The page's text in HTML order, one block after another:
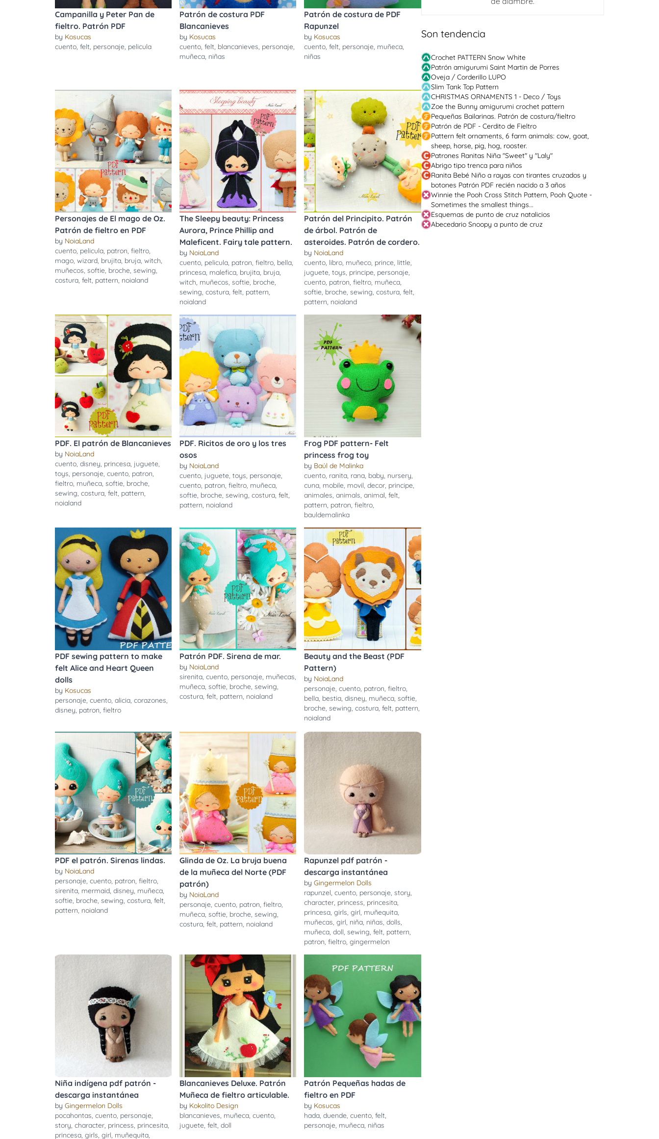
Campanilla y Peter Pan de
fieltro. Patrón PDF
by Kosucas
cuento, felt, personaje, pelicula
Patrón de costura PDF
Blancanieves
by Kosucas
cuento,felt, blancanieves, personaje,
muñeca, niñas
Patrón de costura de PDF
Rapunzel
by Kosucas
cuento,felt, personaje, muñeca,
niñas
Personajes de El mago de Oz.
Patrón de fieltro en PDF
by NoiaLand
cuento, pelicula, patron, fieltro,
mago, wizard, brujita, bruja, witch,
muñecos, softie, broche, sewing,
costura, felt, pattern, noialand
The Sleepy beauty: Princess
Aurora, Prince Phillip and
Maleficent. Fairy tale pattern.
by NoiaLand
cuento, pelicula, patron,fieltro, bella,
princesa, malefica, brujita, bruja,
witch, muñecos,softie, broche,
sewing,costura,felt, pattern,
noialand
Patrón del Principito. Patrón
de árbol. Patrón de
asteroides. Patrón de cordero.
by NoiaLand
cuento, libro, muñeco, prince, little,
juguete,toys, principe, personaje,
cuento, patron,fieltro, muñeca,
softie, broche,sewing,costura,felt,
pattern, noialand
PDF. El patrón de Blancanieves
by NoiaLand
cuento, disney, princesa, juguete,
toys, personaje, cuento, patron,
fieltro, muñeca, softie, broche,
sewing, costura, felt, pattern,
noialand
PDF. Ricitos de oro y los tres
osos
by NoiaLand
cuento, juguete,toys, personaje,
cuento, patron,fieltro, muñeca,
softie, broche,sewing,costura,felt,
pattern, noialand
Frog PDF pattern- Felt
princess frog toy
by Baúl de Malinka
cuento, ranita, rana, baby, nursery,
cuna, mobile, movil,decor, principe,
animales,animals,animal,felt,
pattern, patron,fieltro,
bauldemalinka
PDF sewing pattern to make
felt Alice and Heart Queen
dolls
by Kosucas
personaje, cuento, alicia, corazones,
disney, patron, fieltro
Patrón PDF. Sirena de mar.
by NoiaLand
sirenita,cuento, personaje, muñecas,
muñeca,softie, broche,sewing,
costura,felt, pattern, noialand
Beauty and the Beast (PDF
Pattern)
by NoiaLand
personaje,cuento, patron,fieltro,
bella, bestia,disney, muñeca,softie,
broche,sewing,costura,felt, pattern,
noialand
PDF el patrón. Sirenas lindas.
by NoiaLand
personaje, cuento, patron, fieltro,
sirenita, mermaid, disney, muñeca,
softie, broche, sewing, costura, felt,
pattern, noialand
Glinda de Oz. La bruja buena
de la muñeca del Norte (PDF
patrón)
by NoiaLand
personaje,cuento, patron,fieltro,
muñeca,softie, broche,sewing,
costura,felt, pattern, noialand
Rapunzel pdf patrón -
descarga instantánea
byGingermelon Dolls
rapunzel,cuento, personaje,story,
character, princess, princesita,
princesa,girls,girl, muñequita,
muñecas,girl, niña, niñas,dolls,
muñeca,doll,sewing,felt, pattern,
patron,fieltro,gingermelon
Niña indígena pdf patrón -
descarga instantánea
by Gingermelon Dolls
pocahontas, cuento, personaje,
story, character, princess, princesita,
princesa, girls, girl, muñequita,
Blancanieves Deluxe. Patrón
Muñeca de fieltro articulable.
by Kokolito Design
blancanieves, muñeca,cuento,
juguete,felt,doll
Patrón Pequeñas hadas de
fieltro en PDF
by Kosucas
hada,duende,cuento,felt,
personaje, muñeca, niñas
Son tendencia
Crochet PATTERN Snow White
Patrón amigurumi Saint Martin de Porres
Oveja / Corderillo LUPO
Slim Tank Top Pattern
CHRISTMAS ORNAMENTS 1 - Deco / Toys
Zoe the Bunny amigurumi crochet pattern
Pequeñas Bailarinas. Patrón de costura/fieltro
Patrón de PDF - Cerdito de Fieltro
Pattern felt ornaments, 6 farm animals: cow, goat,
sheep, horse, pig, hog, rooster.
Patrones Ranitas Niña "Sweet" y "Laly"
Abrigo tipo trenca para niños
Ranita Bebé Niño a rayas con tirantes cruzados y
botones Patrón PDF recién nacido a 3 años
Winnie the Pooh Cross Stitch Pattern, Pooh Quote -
Sometimes the smallest things...
Esquemas de punto de cruz natalicios
Abecedario Snoopy a punto de cruz